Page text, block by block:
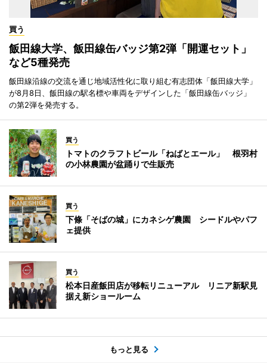
買う
飯田線大学、飯田線缶バッジ第2弾「開運セット」
など5種発売
飯田線沿線の交流を通じ地域活性化に取り組む有志団体「飯田線大学」
が8月8日、飯田線の駅名標や車両をデザインした「飯田線缶バッジ」
の第2弾を発売する。
買う
トマトのクラフトビール「ねばとエール」 根羽村
の小林農園が盆踊りで生販売
買う
下條「そばの城」にカネシゲ農園 シードルやパフ
ェ提供
買う
松本日産飯田店が移転リニューアル リニア新駅見
据え新ショールーム
もっと見る